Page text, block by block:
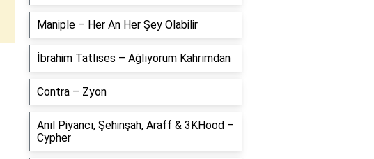
Maniple – Her An Her Şey Olabilir
İbrahim Tatlıses – Ağlıyorum Kahrımdan
Contra – Zyon
Anıl Piyancı, Şehinşah, Araff & 3KHood –
Cypher